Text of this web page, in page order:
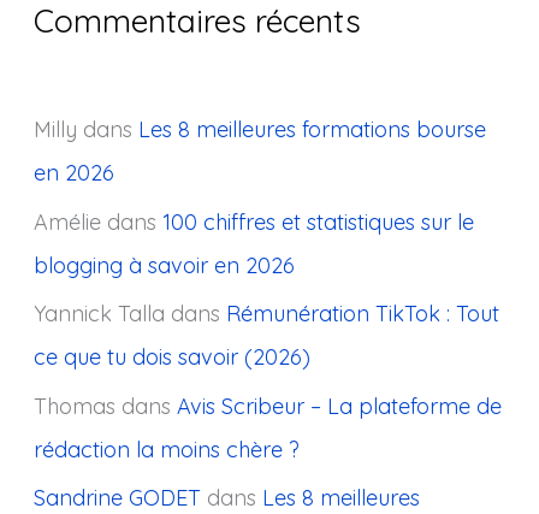
Commentaires récents
Milly dans Les 8 meilleures formations bourse
en 2026
Améliedans 100 chiffres et statistiques sur le
blogging à savoir en 2026
Yannick Talla dans Rémunération TikTok : Tout
ce que tu dois savoir (2026)
Thomas dans Avis Scribeur – La plateforme de
rédaction la moins chère ?
Sandrine GODETdans Les 8 meilleures